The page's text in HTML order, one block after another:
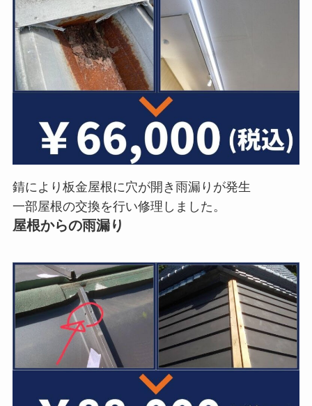
錆により板金屋根に穴が開き雨漏りが発生
一部屋根の交換を行い修理しました。
屋根からの雨漏り